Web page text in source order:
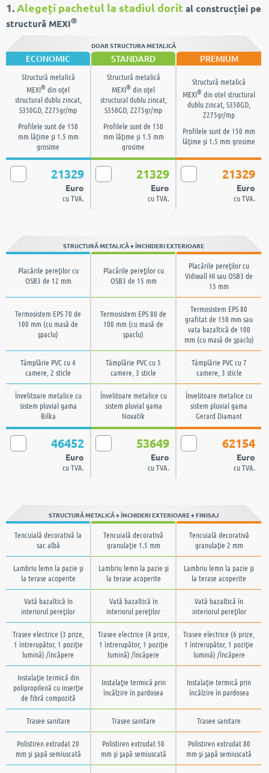
1.Alegeți pachetul la stadiul dorit al construcției pe
structură MEXI®
DOAR STRUCTURA METALICĂ
ECONOMIC STANDARD PREMIUM
Structură metalică
MEXI® din oţel
structural dublu zincat,
S350GD, Z275gr/mp
Profilele sunt de 150
mm lăţime şi 1.5 mm
grosime
Structură metalică
MEXI® din oţel
structural dublu zincat,
S350GD, Z275gr/mp
Profilele sunt de 150
mm lăţime şi 1.5 mm
grosime
Structură metalică
MEXI® din otel structural
dublu zincat, S350GD,
Z275gr/mp
Profilele sunt de 150 mm
lăţime şi 1.5 mm grosime
21329
Euro
cu TVA.
21329
Euro
cu TVA.
21329
Euro
cu TVA.
STRUCTURĂ METALICĂ + ÎNCHIDERI EXTERIOARE
Placările pereţilor cu
OSB3 de 12 mm
Placările pereţilor cu
OSB3 de 15 mm
Placările pereţilor cu
Vidiwall HI sau OSB3 de
15 mm
Termosistem EPS 70 de
100 mm (cu masă de
şpaclu)
Termosistem EPS 80 de
100 mm (cu masă de
şpaclu)
Termosistem EPS 80
grafitat de 150 mm sau
vata bazaltică de 100
mm (cu masă de şpaclu)
Tâmplărie PVC cu 4
camere, 2 sticle
Tâmplărie PVC cu 5
camere, 3 sticle
Tâmplărie PVC cu 7
camere, 3 sticle
Învelitoare metalice cu
sistem pluvial gama
Bilka
Învelitoare metalice cu
sistem pluvial gama
Novatik
Învelitoare metalice cu
sistem pluvial gama
Gerard Diamant
46452
Euro
cu TVA.
53649
Euro
cu TVA.
62154
Euro
cu TVA.
STRUCTURĂ METALICĂ + ÎNCHIDERI EXTERIOARE + FINISAJ
Tencuială decorativă la
sac albă
Tencuială decorativă
granulaţie 1.5 mm
Tencuială decorativă
granulaţie 2 mm
Lambriu lemn la pazie şi
la terase acoperite
Lambriu lemn la pazie şi
la terase acoperite
Lambriu lemn la pazie şi
la terase acoperite
Vată bazaltică în
interiorul pereţilor
Vată bazaltică în
interiorul pereţilor
Vată bazaltică în
interiorul pereţilor
Trasee electrice (3 prize,
1 întrerupător, 1 poziţie
lumină) /încăpere
Trasee electrice (4 prize,
1 întrerupător, 1 poziţie
lumină) /încăpere
Trasee electrice (6 prize,
1 întrerupător, 1 poziţie
lumină) /încăpere
Instalaţie termică din
polipropilenă cu inserţie
de fibră compozită
Instalaţie termică prin
încălzire în pardosea
Instalaţie termică prin
încălzire în pardosea
Trasee sanitare Trasee sanitare Trasee sanitare
Polistiren extrudat 20
mm şi şapă semiuscată
Polistiren extrudat 50
mm şi şapă semiuscată
Polistiren extrudat 80
mm şi şapă semiuscată